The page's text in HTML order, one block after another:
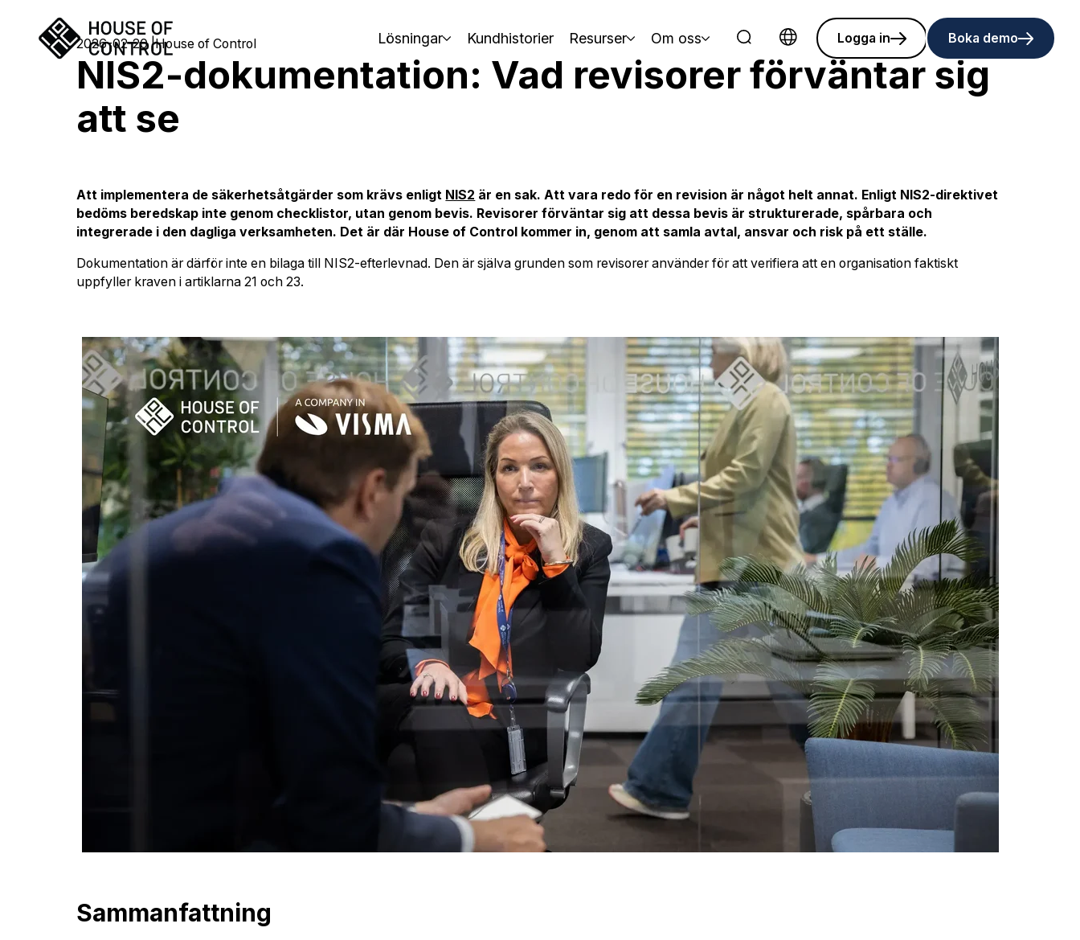
Lösningar Kundhistorier Resurser Om oss
Choose language
Logga in Boka demo
2026-02-20 House of Control
NIS2-dokumentation: Vad revisorer förväntar sig
att se
Att implementera de säkerhetsåtgärder som krävs enligt NIS2 är en sak. Att vara redo för en revision är något helt annat. Enligt NIS2-direktivet
bedöms beredskap inte genom checklistor, utan genom bevis. Revisorer förväntar sig att dessa bevis är strukturerade, spårbara och
integrerade i den dagliga verksamheten. Det är där House of Control kommer in, genom att samla avtal, ansvar och risk på ett ställe.
Dokumentation är därför inte en bilaga till NIS2-efterlevnad. Den är själva grunden som revisorer använder för att verifiera att en organisation faktiskt
uppfyller kraven i artiklarna 21 och 23.
Sammanfattning